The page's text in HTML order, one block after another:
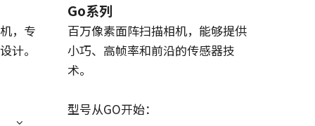
，专
计。
Go系列
百万像素面阵扫描相机，能够提供
小巧、高帧率和前沿的传感器技
术。
型号从GO开始：